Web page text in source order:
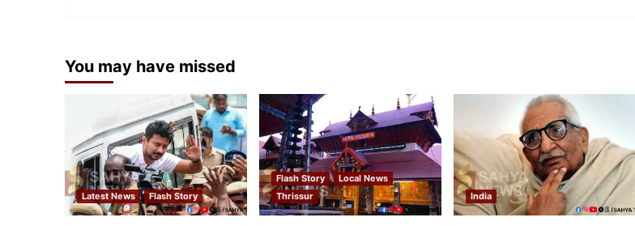
You may have missed
Latest News Flash Story
Flash Story
Local News
Thrissur
India